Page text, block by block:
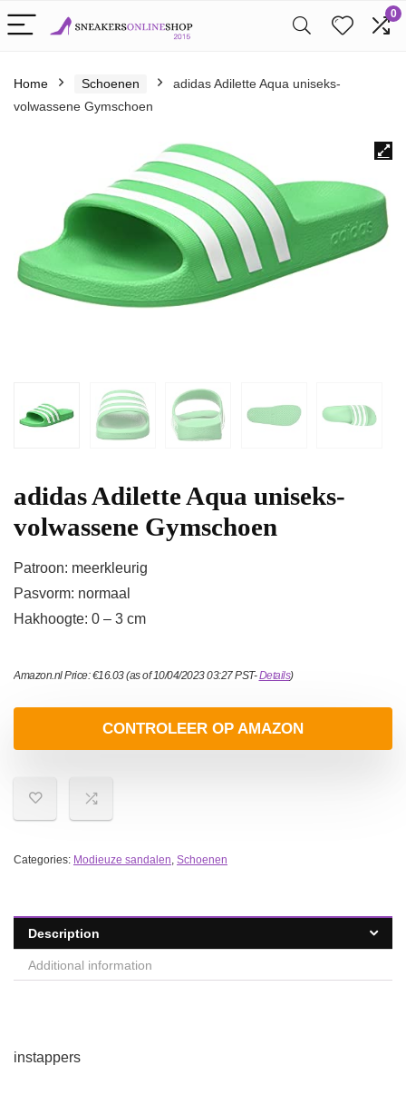
0
Home Schoenen
adidas Adilette Aqua uniseks-
volwassene Gymschoen
adidas Adilette Aqua uniseks-
volwassene Gymschoen
Patroon: meerkleurig
Pasvorm: normaal
Hakhoogte: 0 – 3 cm
Amazon.nl Price:€16.03(as of 10/04/2023 03:27 PST-Details)
CONTROLEER OP AMAZON
Categories: Modieuze sandalen, Schoenen
Description
Additional information
instappers